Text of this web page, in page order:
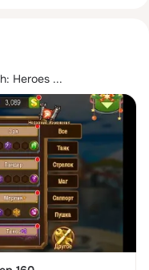
Heroes ...